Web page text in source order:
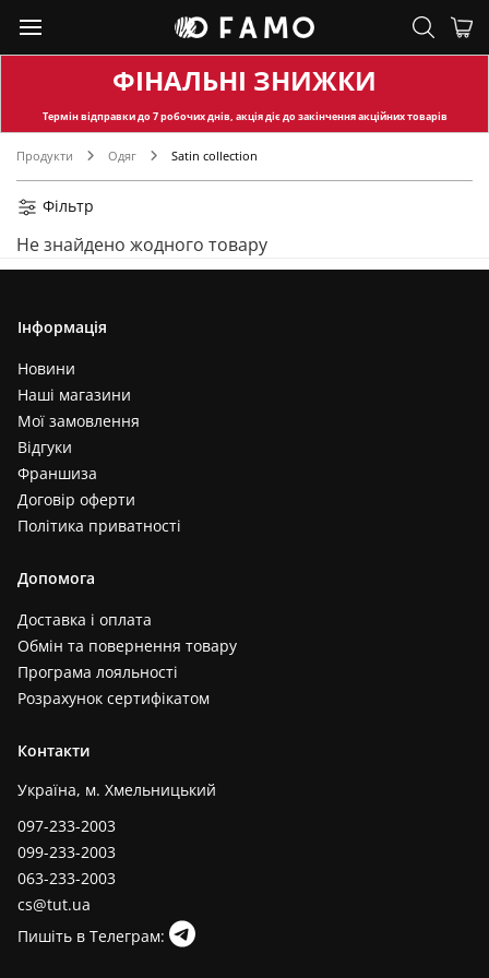
ФІНАЛЬНІ ЗНИЖКИ
Термін відправкидо 7 робочих днів, акція діє до закінчення акційних товарів
Продукти Одяг Satin collection
Фільтр
Не знайдено жодного товару
Інформація
Новини
Наші магазини
Мої замовлення
Відгуки
Франшиза
Договір оферти
Політика приватності
Допомога
Доставка і оплата
Обмін та повернення товару
Програма лояльності
Розрахунок сертифікатом
Контакти
Україна, м. Хмельницький
097-233-2003
099-233-2003
063-233-2003
cs@tut.ua
Пишіть в Телеграм: